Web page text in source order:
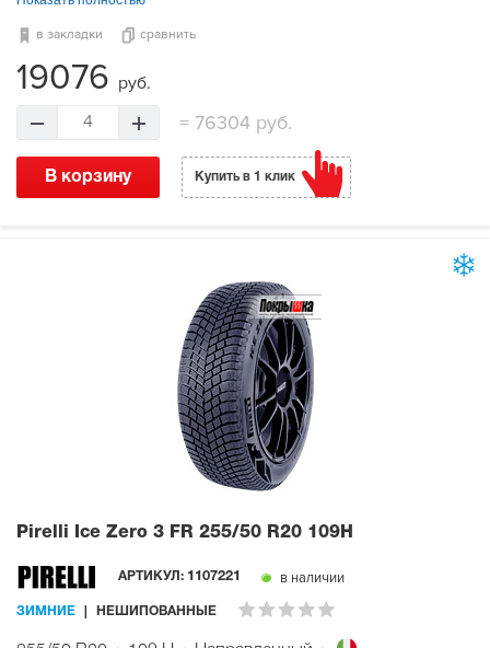
в закладки сравнить
19076 руб.
4 = 76304 руб.
В корзину Купить в 1 клик
Pirelli Ice Zero 3 FR 255/50 R20 109H
АРТИКУЛ: 1107221 в наличии
ЗИМНИЕ НЕШИПОВАННЫЕ